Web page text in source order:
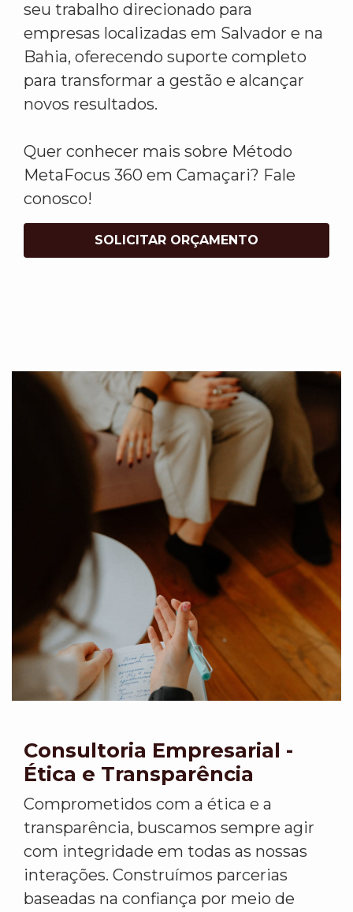
seu trabalho direcionado para
empresas localizadas em Salvador e na
Bahia, oferecendo suporte completo
para transformar a gestão e alcançar
novos resultados.
Quer conhecer mais sobre Método
MetaFocus 360 em Camaçari? Fale
conosco!
SOLICITAR ORÇAMENTO
Consultoria Empresarial -
Ética e Transparência
Comprometidos com a ética e a
transparência, buscamos sempre agir
com integridade em todas as nossas
interações. Construímos parcerias
baseadas na confiança por meio de